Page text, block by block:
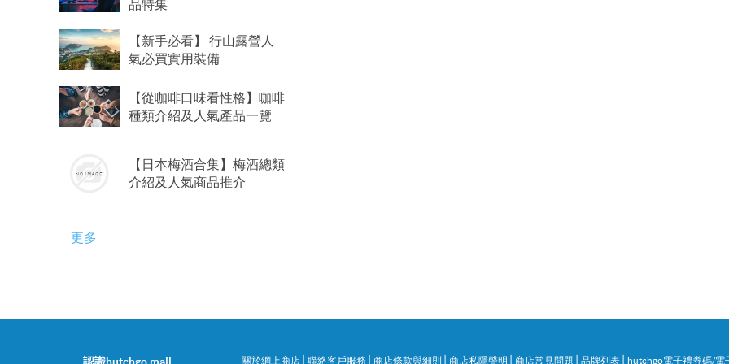
品特集
【新手必看】 行山露營人
氣必買實用裝備
【從咖啡口味看性格】咖啡
種類介紹及人氣產品一覽
【日本梅酒合集】梅酒總類
介紹及人氣商品推介
更多
認識hutchgo mall 關於網上商店 聯絡客戶服務 商店條款與細則 商店私隱聲明 商店常見問題 品牌列表 hutchgo電子禮券碼/電